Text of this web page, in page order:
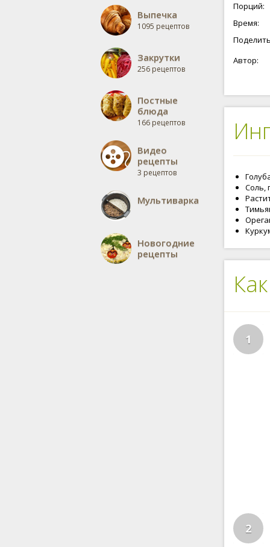
Выпечка
1095 рецептов
Закрутки
256 рецептов
Постные
блюда
166 рецептов
Видео
рецепты
3 рецептов
Мультиварка
Новогодние
рецепты
Порций:
Время:
Автор:
Соль,
1
2